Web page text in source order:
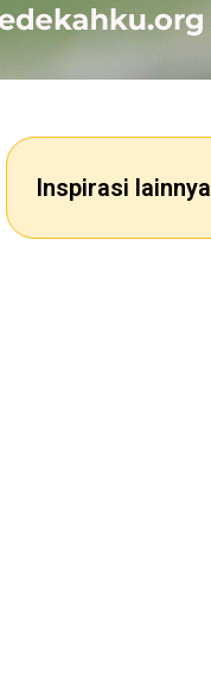
Inspirasi lainnya